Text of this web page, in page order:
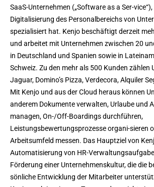
SaaS-Unternehmen („Software as a Ser-
Digitalisierung des Personalbereichs von
spezialisiert hat. Kenjo beschäftigt derzeit
und arbeitet mit Unternehmen zwischen 20
in Deutschland und Spanien sowie in
Schweiz. Zu den mehr als 500 Kunden zählen
Jaguar, Domino’s Pizza, Verdecora, Alquiler
Mit Kenjo und aus der Cloud heraus können
anderem Dokumente verwalten, Urlaube und
managen, On-/Off-Boardings durchführen,
Leistungsbewertungsprozesse organi-sieren
Arbeitsumfeld messen. Das Hauptziel von
Automatisierung von HR-
Förderung einer Unternehmenskultur, die die
sönliche Entwicklung der Mitarbeiter